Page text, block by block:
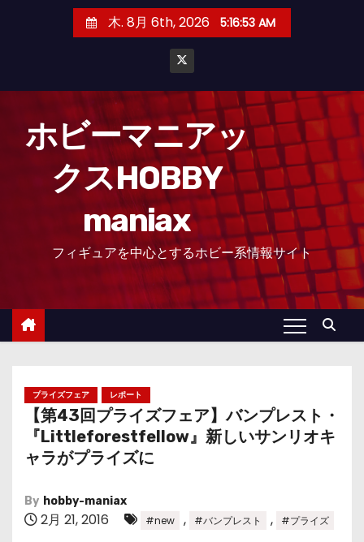
木. 8月 6th, 2026 5:16:54 AM
ホビーマニアッ
クスHOBBY
maniax
フィギュアを中心とするホビー系情報サイト
プライズフェア レポート
【第43回プライズフェア】バンプレスト・
『Littleforestfellow』新しいサンリオキ
ャラがプライズに
By hobby-maniax
2月 21, 2016 #new , #バンプレスト , #プライズ